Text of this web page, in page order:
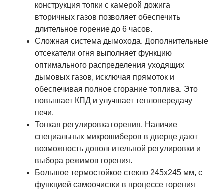
конструкция топки с камерой дожига
вторичных газов позволяет обеспечить
длительное горение до 6 часов.
Сложная система дымохода. Дополнительные
отсекатели огня выполняет функцию
оптимального распределения уходящих
дымовых газов, исключая прямоток и
обеспечивая полное сгорание топлива. Это
повышает КПД и улучшает теплопередачу
печи.
Тонкая регулировка горения. Наличие
специальных микрошиберов в дверце дают
возможность дополнительной регулировки и
выбора режимов горения.
Большое термостойкое стекло 245х245 мм, с
функцией самоочистки в процессе горения